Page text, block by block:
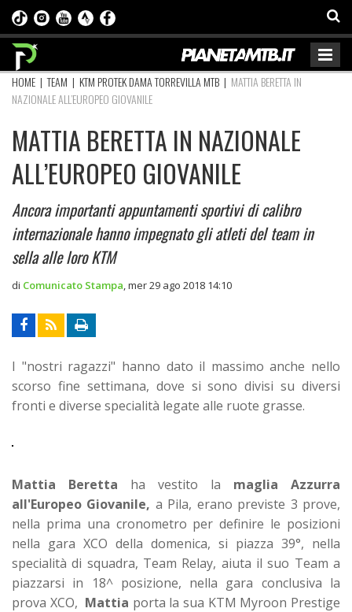
HOME |TEAM | KTM PROTEK DAMA TORREVILLA MTB | MATTIA BERETTA IN
NAZIONALE ALL’EUROPEO GIOVANILE
MATTIA BERETTA IN NAZIONALE
ALL’EUROPEO GIOVANILE
Ancora importanti appuntamenti sportivi di calibro
internazionale hanno impegnato gli atleti del team in
sella alle loro KTM
di Comunicato Stampa mer 29 ago 2018 14:10
I "nostri ragazzi" hanno dato il massimo anche nello
scorso fine settimana, dove si sono divisi su diversi
fronti e diverse specialità legate alle ruote grasse.
Mattia Beretta ha vestito la maglia Azzurra
all'Europeo Giovanile, a Pila, erano previste 3 prove,
nella prima una cronometro per definire le posizioni
nella gara XCO della domenica, si piazza 39°, nella
specialità di squadra, Team Relay, aiuta il suo Team a
piazzarsi in 18^ posizione, nella gara conclusiva la
prova XCO, Mattia porta la sua KTM Myroon Prestige